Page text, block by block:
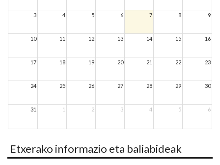
3 4 5 6 7 8 9
10 11 12 13 14 15 16
17 18 19 20 21 22 23
24 25 26 27 28 29 30
31 1 2 3 4 5 6
Etxerako informazio eta baliabideak